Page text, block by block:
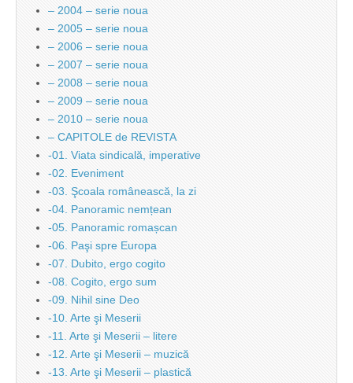
– 2004 – serie noua
– 2005 – serie noua
– 2006 – serie noua
– 2007 – serie noua
– 2008 – serie noua
– 2009 – serie noua
– 2010 – serie noua
– CAPITOLE de REVISTA
-01. Viata sindicală, imperative
-02. Eveniment
-03. Şcoala românească, la zi
-04. Panoramic nemțean
-05. Panoramic romașcan
-06. Paşi spre Europa
-07. Dubito, ergo cogito
-08. Cogito, ergo sum
-09. Nihil sine Deo
-10. Arte şi Meserii
-11. Arte şi Meserii – litere
-12. Arte şi Meserii – muzică
-13. Arte şi Meserii – plastică